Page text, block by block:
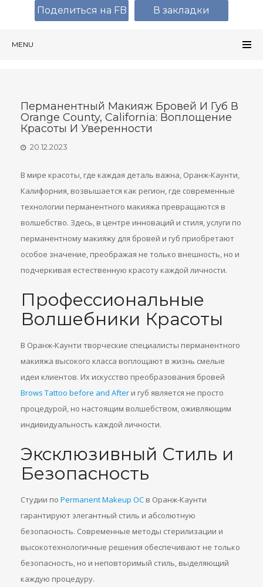
MENU
Перманентный Макияж Бровей И Губ В
Orange County, California: Воплощение
Красоты И Уверенности
20.12.2023
В мире красоты, где каждая деталь важна, Оранж-Каунти,
Калифорния, возвышается как регион, где современные
технологии перманентного макияжа превращаются в
волшебство. Здесь, в центре инноваций и стиля, услуги по
перманентному макияжу для бровей и губ приобретают
особое значение, преображая не только внешность, но и
подчеркивая естественную красоту каждой личности.
Профессиональные
Волшебники Красоты
В Оранж-Каунти творческие специалисты перманентного
макияжа высокого класса воплощают в жизнь смелые
идеи клиентов. Их искусство преобразования бровей
Brows Tattoo before and After и губ является не просто
процедурой, но настоящим волшебством, оживляющим
индивидуальность каждой личности.
Эксклюзивный Стиль и
Безопасность
Студии по Permanent Makeup OC в Оранж-Каунти
гарантируют элегантный стиль и абсолютную
безопасность. Современные методы стерилизации и
высокотехнологичные решения обеспечивают не только
безопасность, но и неповторимый стиль, выделяющий
каждую процедуру.
Поделиться на FB В закладки